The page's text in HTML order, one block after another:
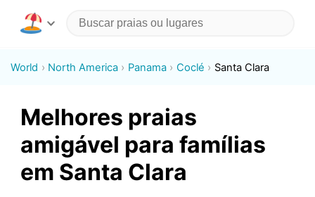
World North America Panama Coclé Santa Clara
Melhores praias
amigável para famílias
em Santa Clara